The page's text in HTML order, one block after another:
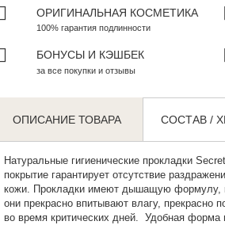
ОРИГИНАЛЬНАЯ КОСМЕТИКА
100% гарантия подлинности
БОНУСЫ И КЭШБЕК
за все покупки и отзывы
ОПИСАНИЕ ТОВАРА СОСТАВ /
Натуральные гигиенические прокладки
покрытие гарантирует отсутствие
кожи. Прокладки имеют дышащую формулу,
они прекрасно впитывают влагу, прекрасно
во время критических дней. Удобная